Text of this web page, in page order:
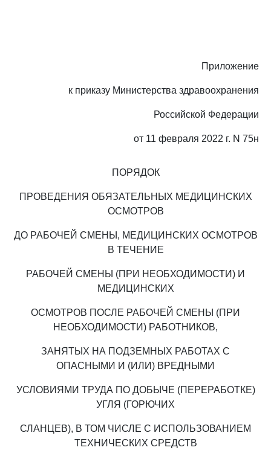
Приложение
к приказу Министерства здравоохранения
Российской Федерации
от 11 февраля 2022 г. N 75н
ПОРЯДОК
ПРОВЕДЕНИЯ ОБЯЗАТЕЛЬНЫХ МЕДИЦИНСКИХ
ОСМОТРОВ
ДО РАБОЧЕЙ СМЕНЫ, МЕДИЦИНСКИХ ОСМОТРОВ
В ТЕЧЕНИЕ
РАБОЧЕЙ СМЕНЫ (ПРИ НЕОБХОДИМОСТИ) И
МЕДИЦИНСКИХ
ОСМОТРОВ ПОСЛЕ РАБОЧЕЙ СМЕНЫ (ПРИ
НЕОБХОДИМОСТИ) РАБОТНИКОВ,
ЗАНЯТЫХ НА ПОДЗЕМНЫХ РАБОТАХ С
ОПАСНЫМИ И (ИЛИ) ВРЕДНЫМИ
УСЛОВИЯМИ ТРУДА ПО ДОБЫЧЕ (ПЕРЕРАБОТКЕ)
УГЛЯ (ГОРЮЧИХ
СЛАНЦЕВ), В ТОМ ЧИСЛЕ С ИСПОЛЬЗОВАНИЕМ
ТЕХНИЧЕСКИХ СРЕДСТВ